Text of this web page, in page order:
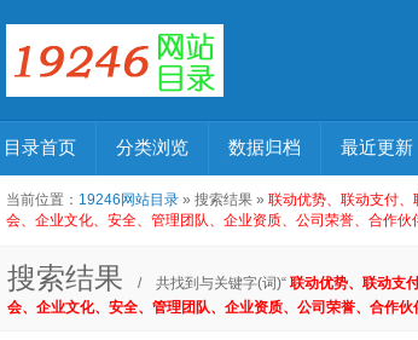
目录首页 分类浏览 数据归档 最近更新
当前位置： 19246网站目录 » 搜索结果 » 联动优势、联动支付
会、企业文化、安全、管理团队、企业资质、公司荣誉、合作伙
搜索结果 / 共找到与关键字(词)“ 联动优势、联动支
会、企业文化、安全、管理团队、企业资质、公司荣誉、合作伙